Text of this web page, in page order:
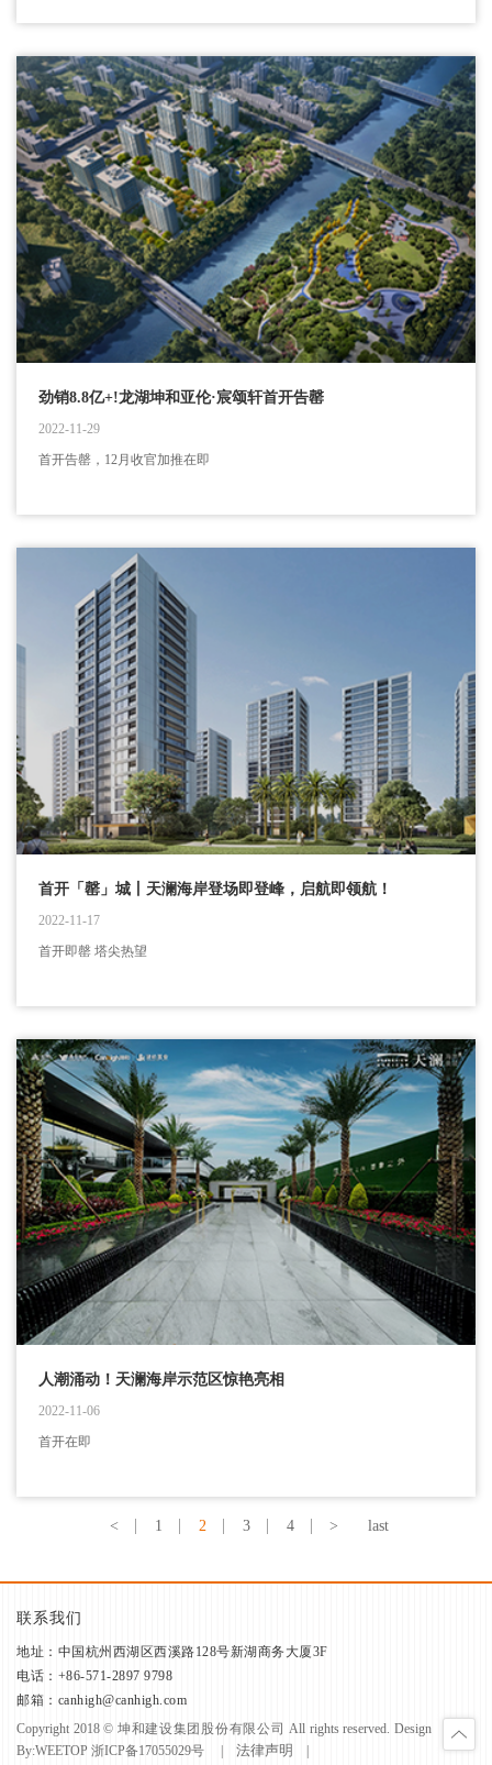
劲销8.8亿+!龙湖坤和亚伦·宸颂轩首开告罄
2022-11-29
首开告罄，12月收官加推在即
首开「罄」城丨天澜海岸登场即登峰，启航即领航！
2022-11-17
首开即罄 塔尖热望
人潮涌动！天澜海岸示范区惊艳亮相
2022-11-06
首开在即
< 1 2 3 4 > last
联系我们
地址：中国杭州西湖区西溪路128号新湖商务大厦3F
电话：+86-571-2897 9798
邮箱：canhigh@canhigh.com
Copyright 2018 © 坤和建设集团股份有限公司 All rights reserved. Design
By:WEETOP 浙ICP备17055029号 法律声明